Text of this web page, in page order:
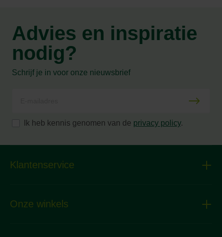
Advies en inspiratie
nodig?
Schrijf je in voor onze nieuwsbrief
Ik heb kennis genomen van de privacy policy.
Klantenservice
Onze winkels